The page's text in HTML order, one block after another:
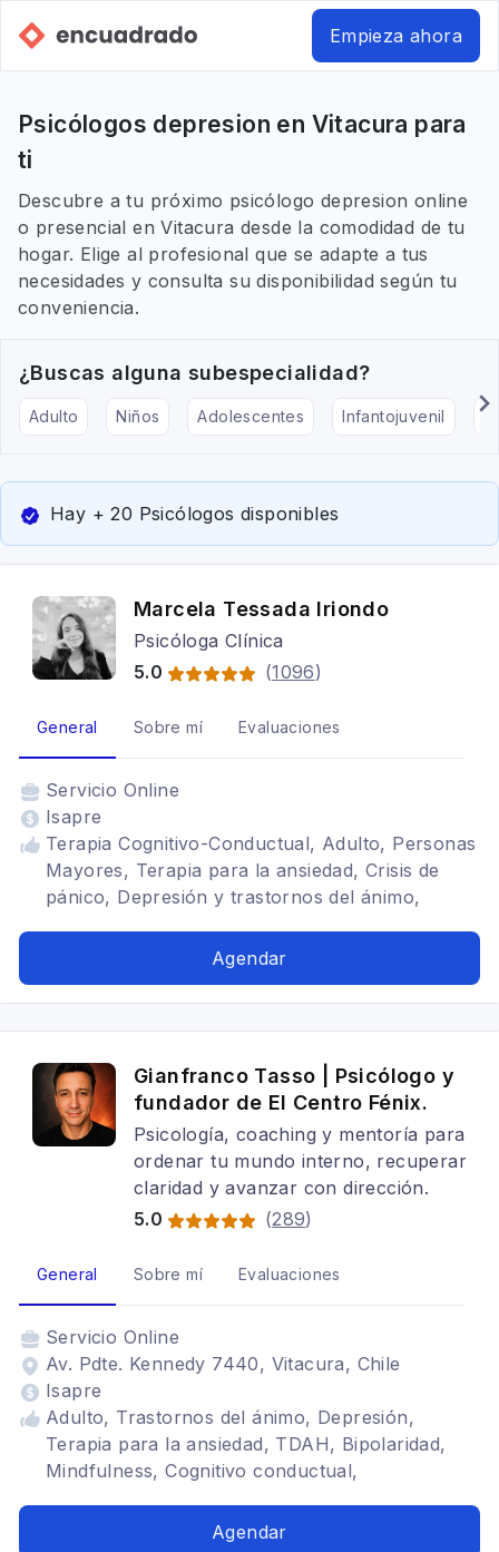
Empieza ahora
Psicólogos depresion en Vitacura para
ti
Descubre a tu próximo psicólogo depresion online
o presencial en Vitacura desde la comodidad de tu
hogar. Elige al profesional que se adapte a tus
necesidades y consulta su disponibilidad según tu
conveniencia.
¿Buscas alguna subespecialidad?
Adulto Niños Adolescentes Infantojuvenil
Hay + 20 Psicólogos disponibles
Marcela Tessada Iriondo
Psicóloga Clínica
5.0
(1096)
General Sobre mí Evaluaciones
Servicio Online
Isapre
Terapia Cognitivo-Conductual, Adulto, Personas
Mayores, Terapia para la ansiedad, Crisis de
pánico, Depresión y trastornos del ánimo,
Autoestima, Límites, Duelo, Duelo migratorio,
postraumático (TEPT), Habilidades sociales
Agendar
Gianfranco Tasso | Psicólogo y
fundador de El Centro Fénix.
Psicología, coaching y mentoría para
ordenar tu mundo interno, recuperar
claridad y avanzar con dirección.
5.0
(289)
General Sobre mí Evaluaciones
Servicio Online
Av. Pdte. Kennedy 7440, Vitacura, Chile
Isapre
Adulto, Trastornos del ánimo, Depresión,
Terapia para la ansiedad, TDAH, Bipolaridad,
Mindfulness, Cognitivo conductual,
Agendar